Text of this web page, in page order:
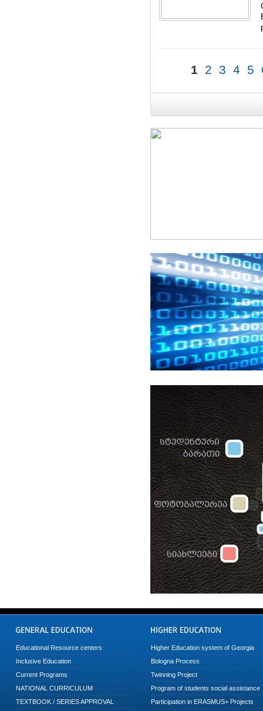
1 2 3 4 5
Educational Resource centers
Inclusive Education
Current Programs
NATIONAL CURRICULUM
TEXTBOOK / SERIES APPROVAL
Higher Education system of Georgia
Bologna Process
Twinning Project
Program of students social assistance
Participation in ERASMUS+ Projects